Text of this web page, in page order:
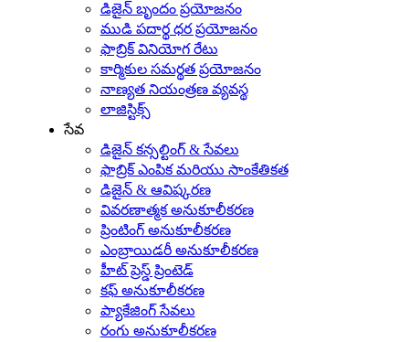
డిజైన్ బృందం ప్రయోజనం
ముడి పదార్థ ధర ప్రయోజనం
ఫాబ్రిక్ వినియోగ రేటు
కార్మికుల సమర్థత ప్రయోజనం
నాణ్యత నియంత్రణ వ్యవస్థ
లాజిస్టిక్స్
సేవ
డిజైన్ కన్సల్టింగ్ & సేవలు
ఫాబ్రిక్ ఎంపిక మరియు సాంకేతికత
డిజైన్ & ఆవిష్కరణ
వివరణాత్మక అనుకూలీకరణ
ప్రింటింగ్ అనుకూలీకరణ
ఎంబ్రాయిడరీ అనుకూలీకరణ
హీట్ ప్రెస్డ్ ప్రింటెడ్
కఫ్ అనుకూలీకరణ
ప్యాకేజింగ్ సేవలు
రంగు అనుకూలీకరణ